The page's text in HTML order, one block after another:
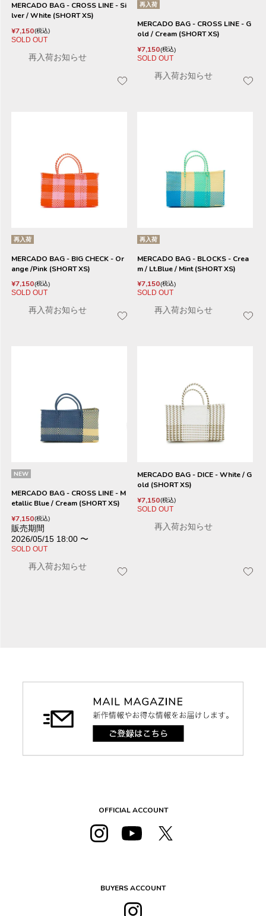
MERCADO BAG - CROSS LINE - Si
lver / White (SHORT XS)
¥7,150 税込
SOLD OUT
再入荷お知らせ
再入荷
MERCADO BAG - CROSS LINE - G
old / Cream (SHORT XS)
¥7,150 税込
SOLD OUT
再入荷お知らせ
再入荷
MERCADO BAG - BIG CHECK - Or
ange /Pink (SHORT XS)
¥7,150 税込
SOLD OUT
再入荷お知らせ
再入荷
MERCADO BAG - BLOCKS - Crea
m / Lt.Blue / Mint (SHORT XS)
¥7,150 税込
SOLD OUT
再入荷お知らせ
NEW
MERCADO BAG - CROSS LINE - M
etallic Blue / Cream (SHORT XS)
¥7,150 税込
販売期間
2026/05/15 18:00 〜
SOLD OUT
再入荷お知らせ
MERCADO BAG - DICE - White / G
old (SHORT XS)
¥7,150 税込
SOLD OUT
再入荷お知らせ
OFFICIAL ACCOUNT
BUYERS ACCOUNT